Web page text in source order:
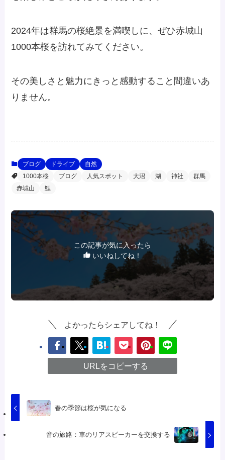
2024年は群馬の桜絶景を満喫しに、ぜひ赤城山
1000本桜を訪れてみてください。
その美しさと魅力にきっと感動すること間違いあ
りません。
ブログ ドライブ
自然
1000本桜
ブログ 人気スポット 大沼 湖 神社
群馬
赤城山
鯉
この記事が気に入ったら
いいねしてね！
よかったらシェアしてね！
URLをコピーする
春の季節は桜が気になる
音の旅路：車のリアスピーカーを交換する